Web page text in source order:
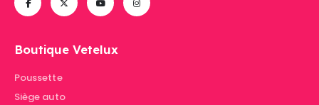
Boutique Vetelux
Poussette
Siège auto